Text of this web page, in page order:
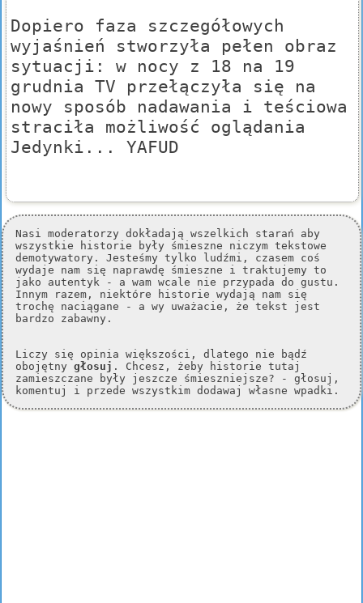
Dopiero faza szczegółowych
wyjaśnień stworzyła pełen obraz
sytuacji: w nocy z 18 na 19
grudnia TV przełączyła się na
nowy sposób nadawania i teściowa
straciła możliwość oglądania
Jedynki... YAFUD
Nasi moderatorzy dokładają wszelkich starań aby
wszystkie historie były śmieszne niczym tekstowe
demotywatory. Jesteśmy tylko ludźmi, czasem coś
wydaje nam się naprawdę śmieszne i traktujemy to
jako autentyk - a wam wcale nie przypada do gustu.
Innym razem, niektóre historie wydają nam się
trochę naciągane - a wy uważacie, że tekst jest
bardzo zabawny.
Liczy się opinia większości, dlatego nie bądź
obojętny głosuj . Chcesz, żeby historie tutaj
zamieszczane były jeszcze śmieszniejsze? - głosuj,
komentuj i przede wszystkim dodawaj własne wpadki.